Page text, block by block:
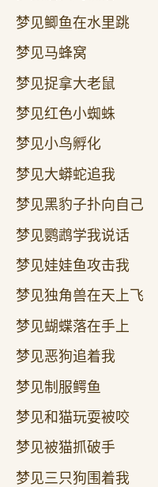
梦见鲫鱼在水里跳
梦见马蜂窝
梦见捉拿大老鼠
梦见红色小蜘蛛
梦见小鸟孵化
梦见大蟒蛇追我
梦见黑豹子扑向自己
梦见鹦鹉学我说话
梦见娃娃鱼攻击我
梦见独角兽在天上飞
梦见蝴蝶落在手上
梦见恶狗追着我
梦见制服鳄鱼
梦见和猫玩耍被咬
梦见被猫抓破手
梦见三只狗围着我